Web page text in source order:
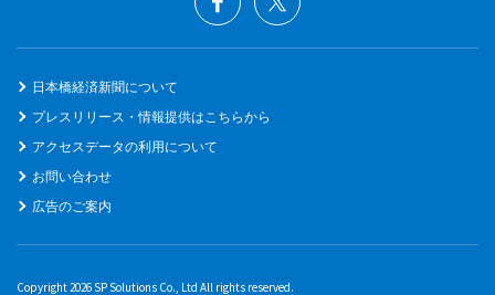
日本橋経済新聞について
プレスリリース・情報提供はこちらから
アクセスデータの利用について
お問い合わせ
広告のご案内
Copyright 2026 SP Solutions Co., Ltd All rights reserved.